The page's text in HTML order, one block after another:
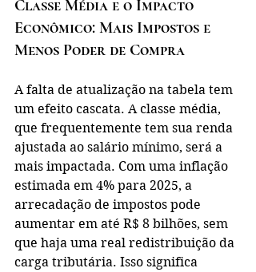
Classe Média e o Impacto
Econômico: Mais Impostos e
Menos Poder de Compra
A falta de atualização na tabela tem
um efeito cascata. A classe média,
que frequentemente tem sua renda
ajustada ao salário mínimo, será a
mais impactada. Com uma inflação
estimada em 4% para 2025, a
arrecadação de impostos pode
aumentar em até R$ 8 bilhões, sem
que haja uma real redistribuição da
carga tributária. Isso significa